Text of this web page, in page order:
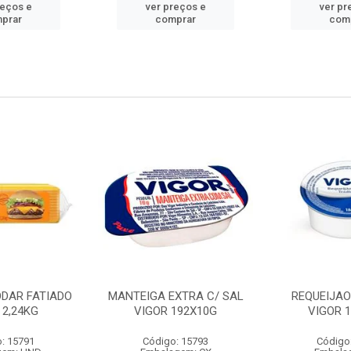
e
ver preços e
comprar
ver
FATIADO
15791
MANTEIGA EXTRA C/ SAL
VIGOR 192X10G
Código: 15793
VIGOR